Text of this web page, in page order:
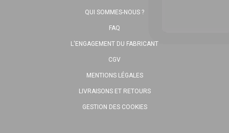
QUI SOMMES-NOUS ?
FAQ
L'ENGAGEMENT DU FABRICANT
CGV
MENTIONS LÉGALES
LIVRAISONS ET RETOURS
GESTION DES COOKIES